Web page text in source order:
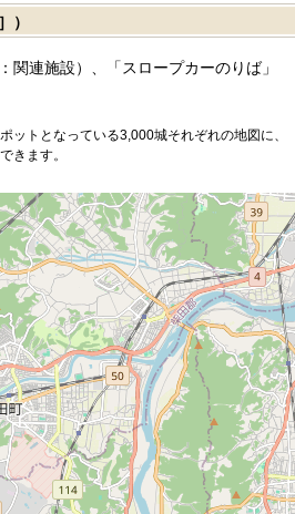
）
連施設）、「スロープカーのりば」
ットとなっている3,000城それぞれの地図に、
きます。